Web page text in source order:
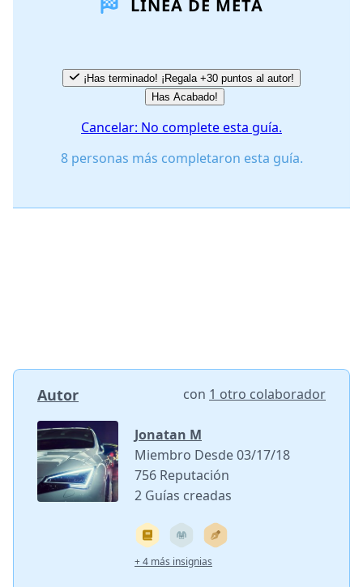
Agregar Comentario
Cancelar Publicar comentario
LINEA DE META
¡Has terminado! ¡Regala +30 puntos al autor!
Has Acabado!
Cancelar: No complete esta guía.
8 personas más completaron esta guía.
Autor con 1 otro colaborador
Jonatan M
Miembro Desde 03/17/18
756 Reputación
2 Guías creadas
+ 4 más insignias